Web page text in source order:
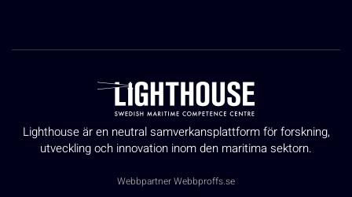
Lighthouse är en neutral samverkansplattform för forskning,
utveckling och innovation inom den maritima sektorn.
WebbpartnerWebbproffs.se